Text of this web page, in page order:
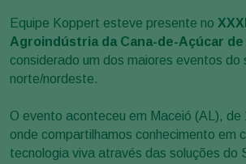
Equipe Koppert esteve presente no
Agroindústria da Cana-de-Açúcar de
considerado um dos maiores eventos do
norte/nordeste.
O evento aconteceu em Maceió (AL), de
onde compartilhamos conhecimento em
tecnologia viva através das soluções do